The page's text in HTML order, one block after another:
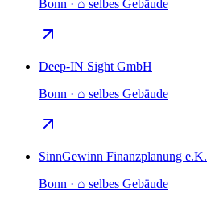
Bonn · ⌂ selbes Gebäude
Deep-IN Sight GmbH
Bonn · ⌂ selbes Gebäude
SinnGewinn Finanzplanung e.K.
Bonn · ⌂ selbes Gebäude